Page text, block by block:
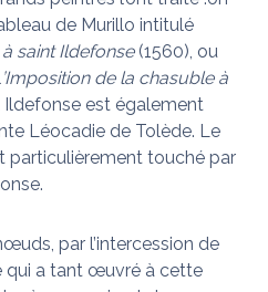
de Murillo intitulé
saint Ildefonse(1560), ou
’Imposition de la chasuble à
Ildefonse est également
Léocadie de Tolède. Le
particulièrement touché par
par l’intercession de
qui a tant œuvré à cette